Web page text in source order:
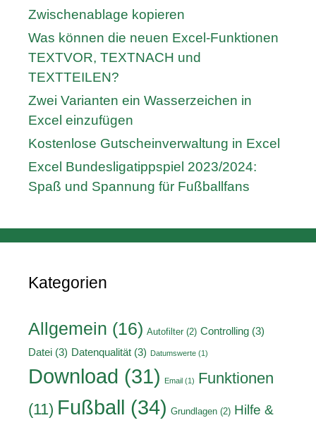
Zwischenablage kopieren
Was können die neuen Excel-Funktionen
TEXTVOR, TEXTNACH und
TEXTTEILEN?
Zwei Varianten ein Wasserzeichen in
Excel einzufügen
Kostenlose Gutscheinverwaltung in Excel
Excel Bundesligatippspiel 2023/2024:
Spaß und Spannung für Fußballfans
Kategorien
Allgemein (16) Autofilter (2) Controlling (3)
Datei (3) Datenqualität (3) Datumswerte (1)
Download (31) Email (1) Funktionen
(11) Fußball (34) Grundlagen (2) Hilfe &